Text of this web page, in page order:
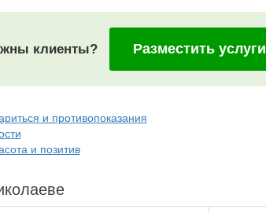
клиенты? Разместить услуги
и противопоказания
и позитив